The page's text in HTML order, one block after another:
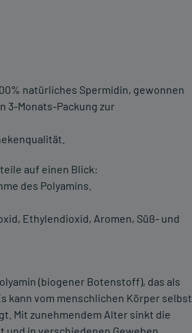
natürliches Spermidin, gewonnen
3-Monats-Packung zur
auf einen Blick:
des Polyamins.
Ethylendioxid, Aromen, Süß- und
(biogener Botenstoff), das als
kann vom menschlichen Körper selbst
Mit zunehmendem Alter sinkt die